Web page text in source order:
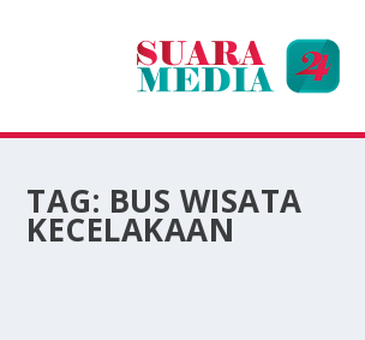
TAG: BUS WISATA
KECELAKAAN